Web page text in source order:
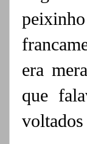
era
que
voltados